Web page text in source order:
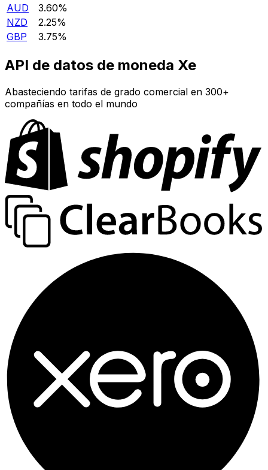
AUD
3.60%
NZD
2.25%
GBP
3.75%
API de datos de moneda Xe
Abasteciendo tarifas de grado comercial en 300+
compañías en todo el mundo